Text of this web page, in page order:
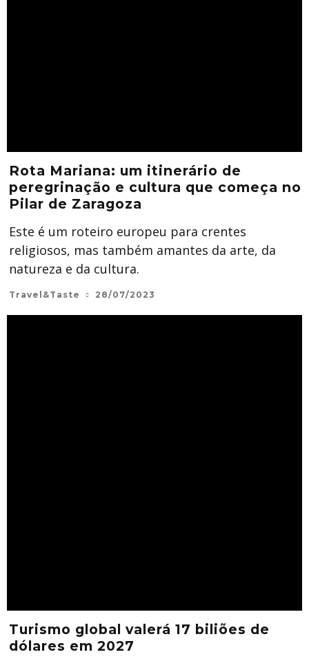
Rota Mariana: um itinerário de
peregrinação e cultura que começa no
Pilar de Zaragoza
Este é um roteiro europeu para crentes
religiosos, mas também amantes da arte, da
natureza e da cultura.
Travel&Taste 28/07/2023
Turismo global valerá 17 biliões de
dólares em 2027